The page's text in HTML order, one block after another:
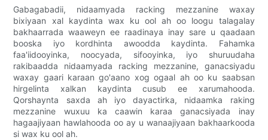
Gabagabadii, nidaamyada racking mezzanine waxay
bixiyaan xal kaydinta wax ku ool ah oo loogu talagalay
bakhaarrada waaweyn ee raadinaya inay sare u qaadaan
booska iyo kordhinta awoodda kaydinta. Fahamka
faa'iidooyinka, noocyada, sifooyinka, iyo shuruudaha
rakibaadda nidaamyada racking mezzanine, ganacsiyadu
waxay gaari karaan go'aano xog ogaal ah oo ku saabsan
hirgelinta xalkan kaydinta cusub ee xarumahooda.
Qorshaynta saxda ah iyo dayactirka, nidaamka raking
mezzanine wuxuu ka caawin karaa ganacsiyada inay
hagaajiyaan hawlahooda oo ay u wanaajiyaan bakhaarkooda
si wax ku ool ah.